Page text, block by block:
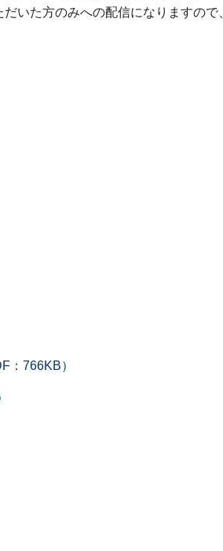
いた方のみへの配信になりますので
：766KB）